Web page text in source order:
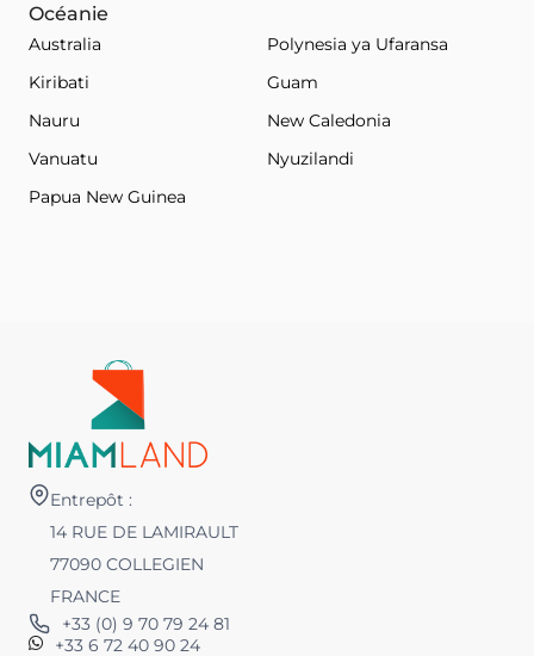
Océanie
Australia
Polynesia ya Ufaransa
Kiribati
Guam
Nauru
New Caledonia
Vanuatu
Nyuzilandi
Papua New Guinea
Entrepôt :
14 RUE DE LAMIRAULT
77090 COLLEGIEN
FRANCE
+33 (0) 9 70 79 24 81
+33 6 72 40 90 24